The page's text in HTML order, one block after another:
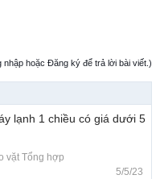
nhập hoặc Đăng ký để trả lời bài viết.)
lạnh 1 chiều có giá dưới 5
vặt Tổng hợp
5/5/23